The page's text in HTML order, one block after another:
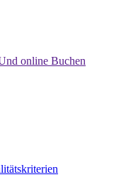
online Buchen